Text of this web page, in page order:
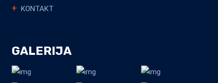
KONTAKT
GALERIJA